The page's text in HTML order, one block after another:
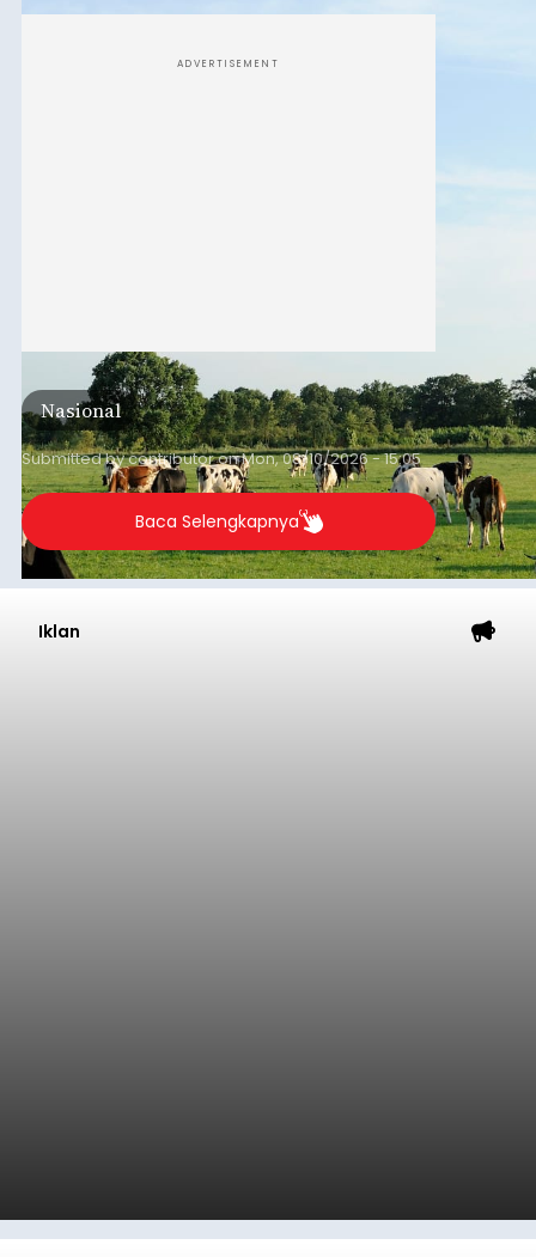
yang belum banyak dicermati adalah dari mana
ADVERTISEMENT
Nasional
Submitted bycontributoronMon, 08/10/2026 - 15:05
Baca Selengkapnya
Iklan